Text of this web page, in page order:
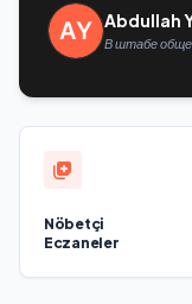
Abdullah
В штабе
Nöbetçi
Eczaneler